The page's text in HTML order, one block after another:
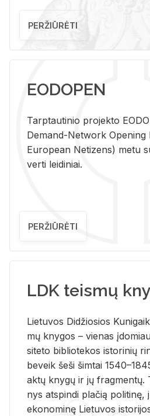
PERŽIŪRĖTI
EODOPEN
Tarp­tau­ti­nio pro­jek­to
De­mand-Ne­twork
Eu­ro­pe­an Ne­ti­zens) metu
ver­ti lei­di­niai.
PERŽIŪRĖTI
LDK teismų
Lie­tu­vos Di­džio­sios
mų kny­gos – vie­nas
si­te­to bi­b­lio­te­kos is­to­ri­nių
be­veik šeši šim­tai
aktų kny­gų ir jų
nys at­spin­di pla­čią po­li­ti­nę,
eko­no­mi­nę Lie­tu­vos